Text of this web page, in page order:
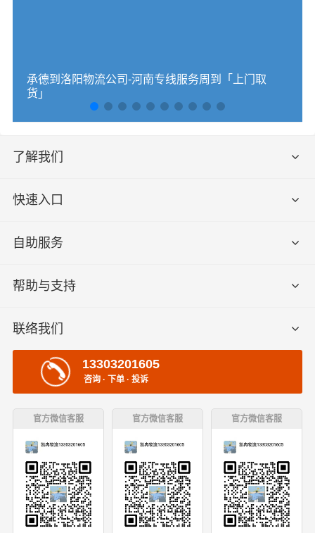
承德到洛阳物流公司-河南专线服务周到「上门取
货」
了解我们
快速入口
自助服务
帮助与支持
联络我们
13303201605
咨询 · 下单 · 投诉
官方微信客服 官方微信客服 官方微信客服